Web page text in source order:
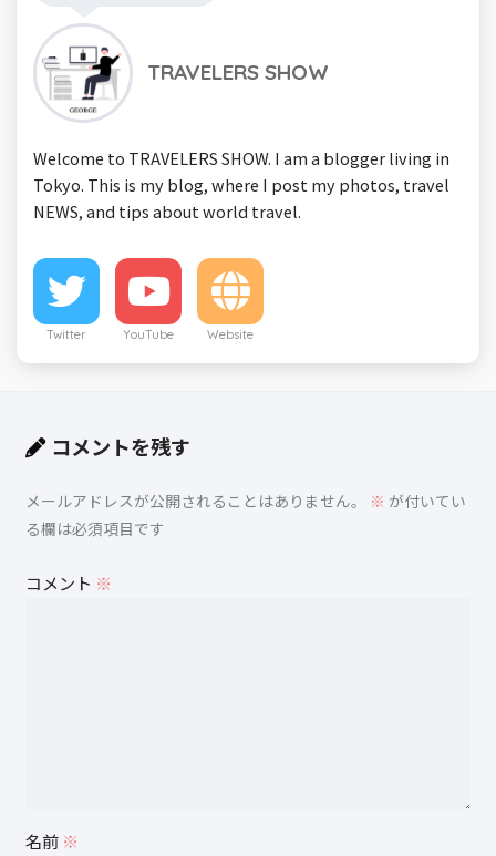
TRAVELERS SHOW
Welcome to TRAVELERS SHOW. I am a blogger living in
Tokyo. This is my blog, where I post my photos, travel
NEWS, and tips about world travel.
Twitter YouTube Website
コメントを残す
メールアドレスが公開されることはありません。 ※ が付いてい
る欄は必須項目です
コメント ※
名前 ※